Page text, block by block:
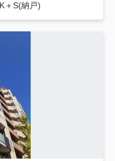
＋S(納戸)